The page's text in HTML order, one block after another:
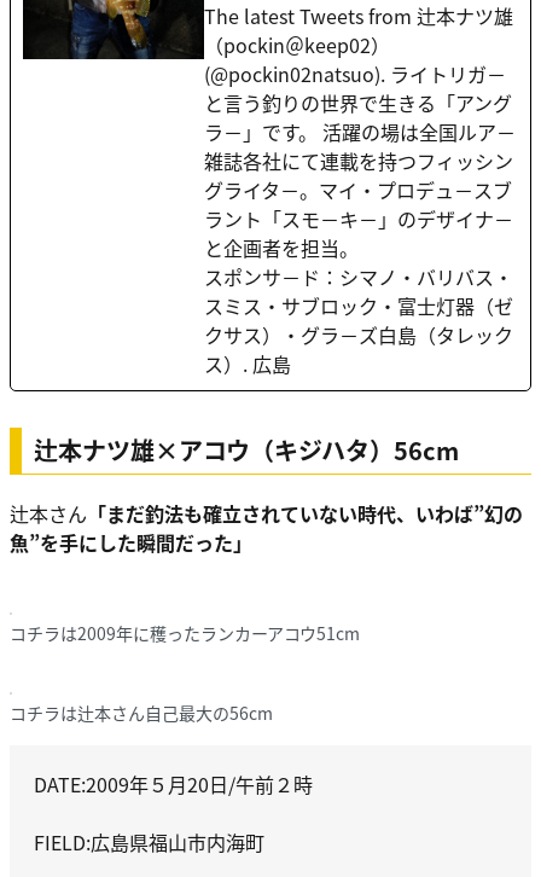
The latest Tweets from 辻本ナツ雄
（pockin＠keep02）
(@pockin02natsuo). ライトリガ－
と言う釣りの世界で生きる「アング
ラ－」です。 活躍の場は全国ルア－
雑誌各社にて連載を持つフィッシン
グライタ－。マイ・プロデュ－スブ
ラント「スモ－キ－」のデザイナ－
と企画者を担当。
スポンサ－ド：シマノ・バリバス・
スミス・サブロック・富士灯器（ゼ
クサス）・グラ－ズ白島（タレック
ス）. 広島
辻本ナツ雄×アコウ（キジハタ）56cm
辻本さん 「まだ釣法も確立されていない時代、いわば”幻の
魚”を手にした瞬間だった」
コチラは2009年に穫ったランカーアコウ51cm
コチラは辻本さん自己最大の56cm
DATE:2009年５月20日/午前２時
FIELD:広島県福山市内海町